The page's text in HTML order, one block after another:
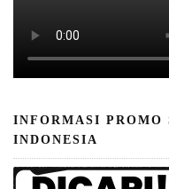
INFORMASI PROMO
INDONESIA